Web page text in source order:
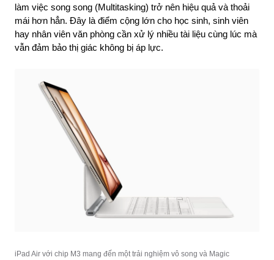
làm việc song song (Multitasking) trở nên hiệu quả và thoải
mái hơn hẳn. Đây là điểm cộng lớn cho học sinh, sinh viên
hay nhân viên văn phòng cần xử lý nhiều tài liệu cùng lúc mà
vẫn đảm bảo thị giác không bị áp lực.
iPad Air với chip M3 mang đến một trải nghiệm vô song và Magic